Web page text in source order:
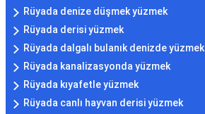
Rüyada denize düşmek yüzmek
Rüyada derisi yüzmek
Rüyada dalgalı bulanık denizde yüzmek
Rüyada kanalizasyonda yüzmek
Rüyada kıyafetle yüzmek
Rüyada canlı hayvan derisi yüzmek